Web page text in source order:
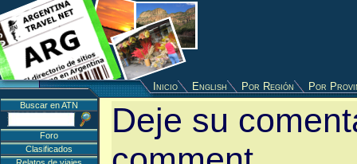
Inicio English Por Región Por
Deje su
Buscar en ATN
Foro
Clasificados